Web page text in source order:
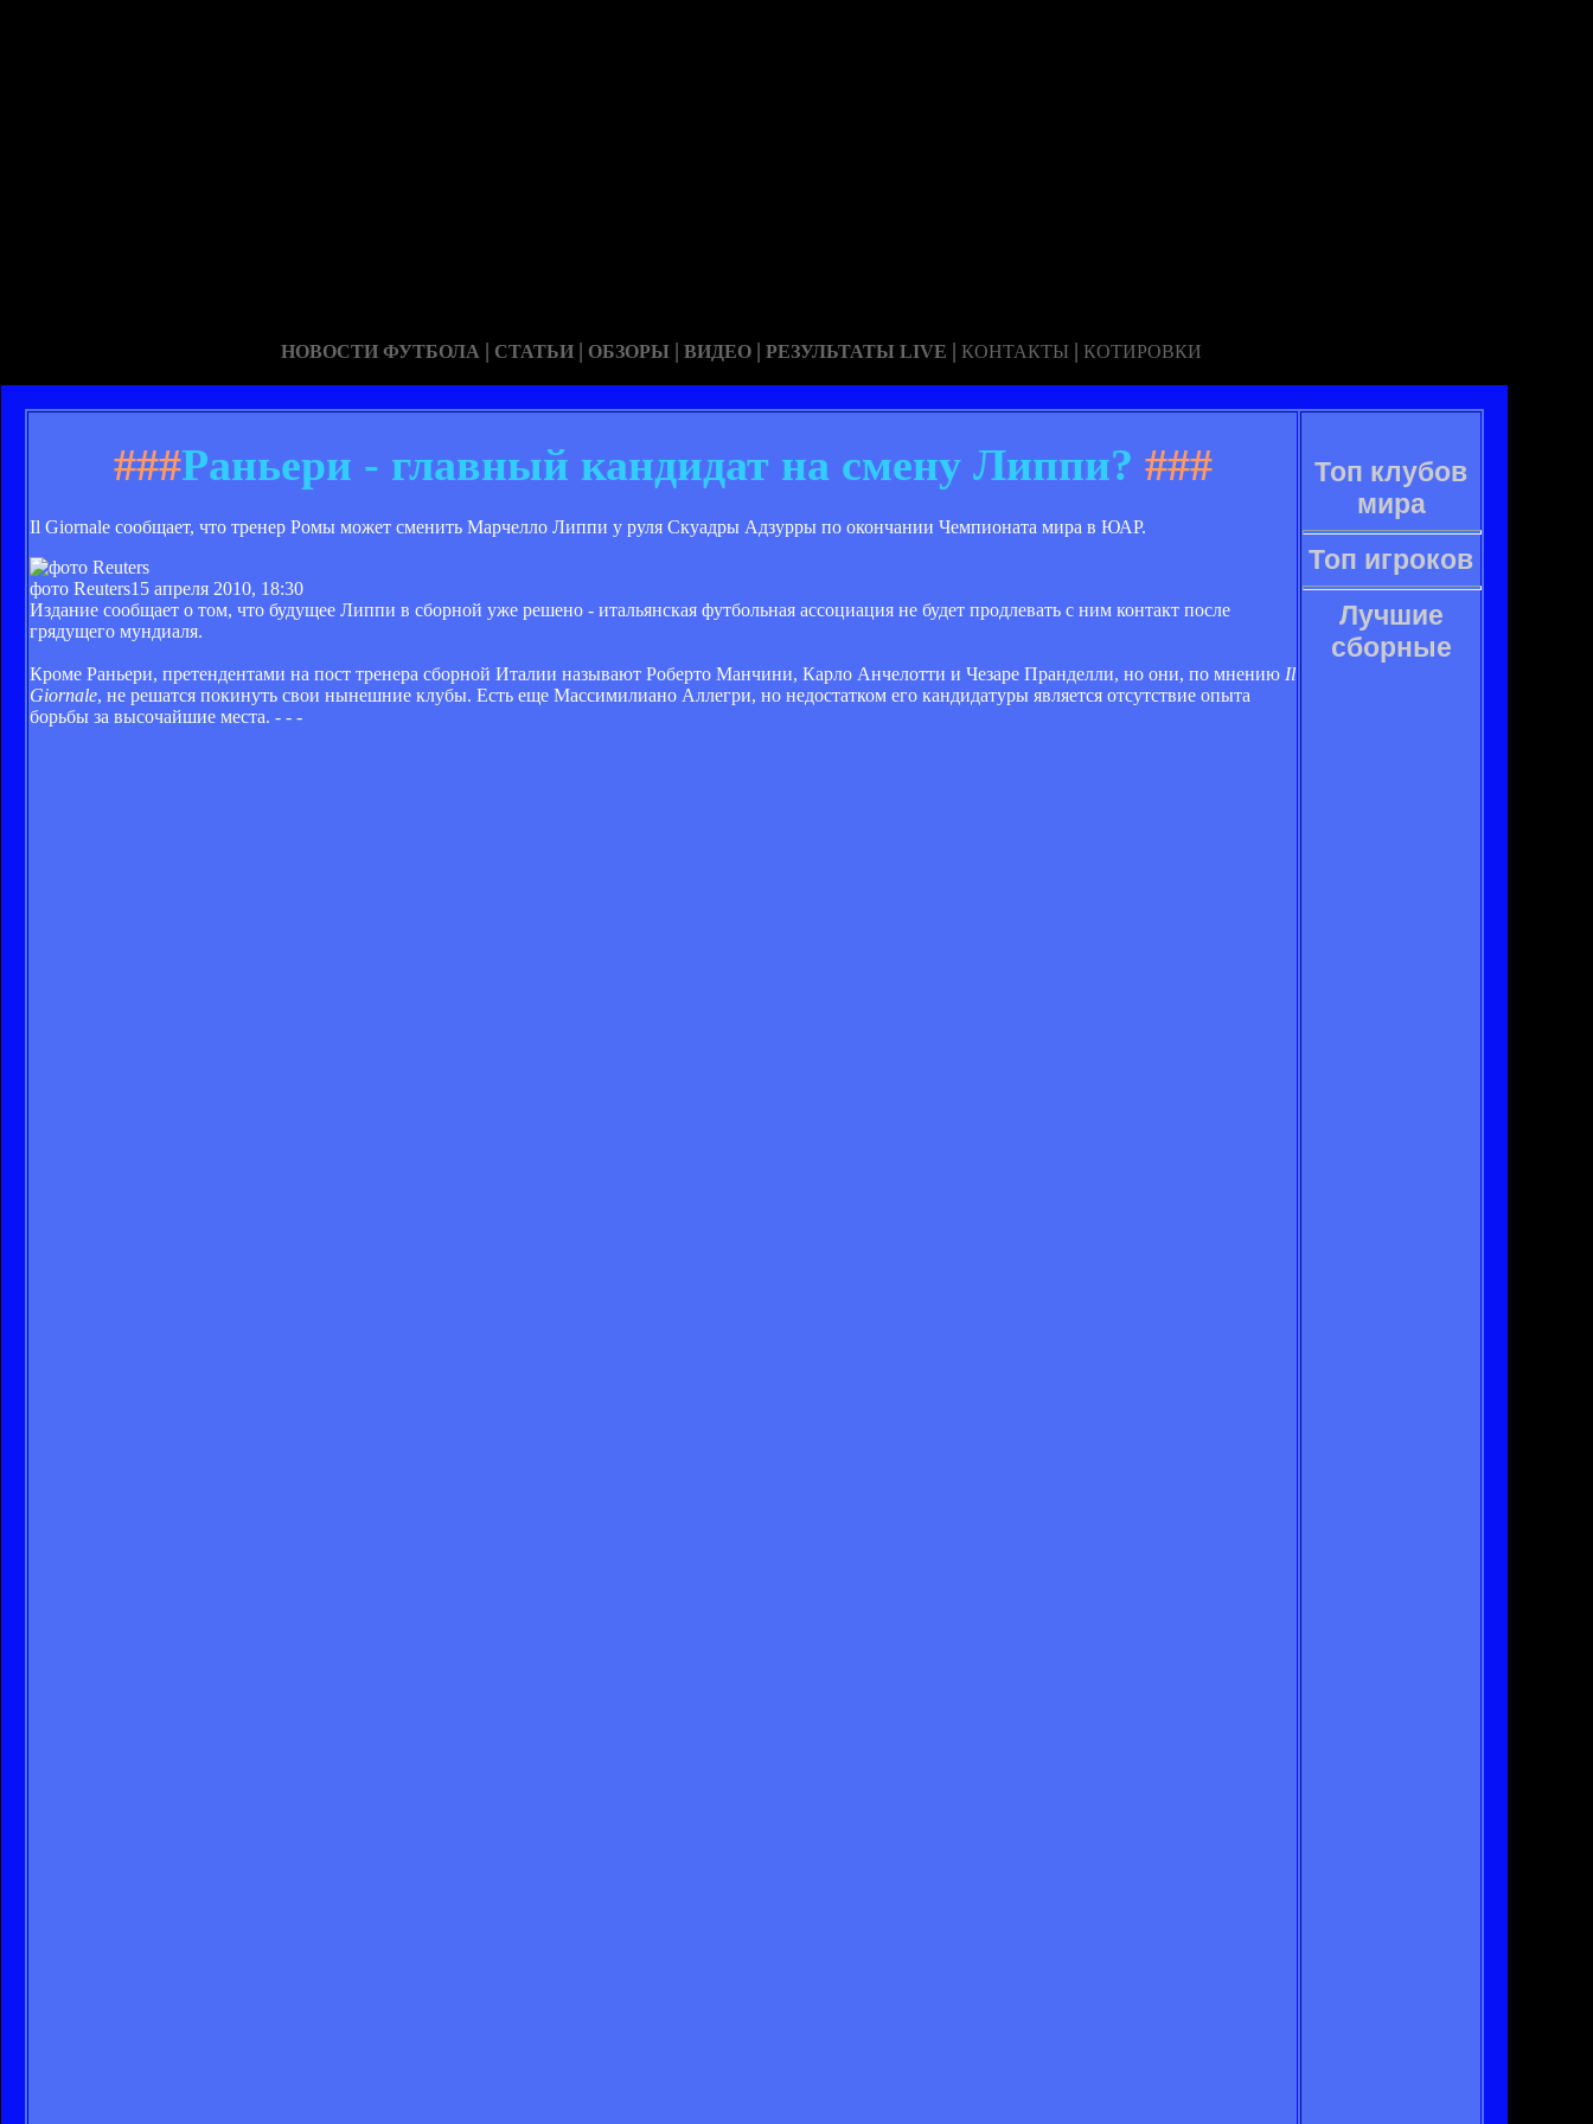
НОВОСТИ ФУТБОЛА | СТАТЬИ | ОБЗОРЫ | ВИДЕО | РЕЗУЛЬТАТЫ LIVE | КОНТАКТЫ | КОТИРОВКИ
###Раньери - главный кандидат на смену Липпи? ###
Il Giornale сообщает, что тренер Ромы может сменить Марчелло Липпи у руля Скуадры Адзурры по окончании Чемпионата мира в ЮАР.
фото Reuters15 апреля 2010, 18:30
Издание сообщает о том, что будущее Липпи в сборной уже решено - итальянская футбольная ассоциация не будет продлевать с ним контакт после
грядущего мундиаля.
Кроме Раньери, претендентами на пост тренера сборной Италии называют Роберто Манчини, Карло Анчелотти и Чезаре Пранделли, но они, по мнению Il
Giornale, не решатся покинуть свои нынешние клубы. Есть еще Массимилиано Аллегри, но недостатком его кандидатуры является отсутствие опыта
борьбы за высочайшие места. - - -
Топ клубов
мира
Топ игроков
Лучшие
сборные